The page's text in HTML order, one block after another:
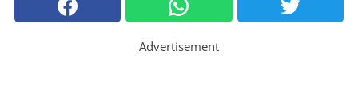
Advertisement